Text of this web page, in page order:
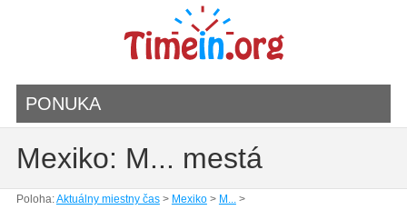
PONUKA
Mexiko: M... mestá
Poloha:Aktuálny miestny čas> Mexiko> M...>